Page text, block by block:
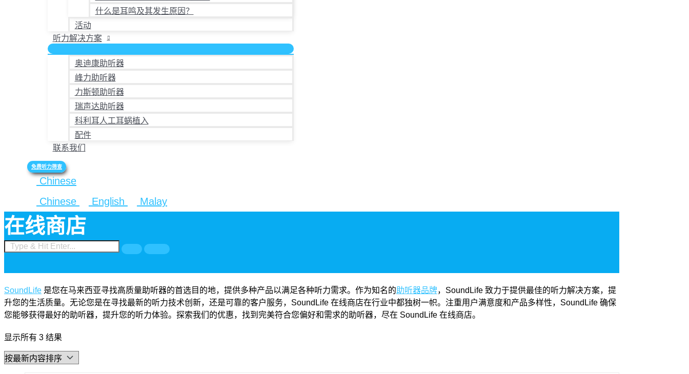
什么是耳鸣及其发生原因？
活动
听力解决方案
奥迪康助听器
峰力助听器
力斯顿助听器
瑞声达助听器
科利耳人工耳蜗植入
配件
联系我们
免费听力筛查
Chinese
Chinese
English Malay
在线商店
SoundLife 是您在马来西亚寻找高质量助听器的首选目的地，提供多种产品以满足各种听力需求。作为知名的助听器品牌，SoundLife 致力于提供最佳的听力解决方案，提
升您的生活质量。无论您是在寻找最新的听力技术创新，还是可靠的客户服务，SoundLife 在线商店在行业中都独树一帜。注重用户满意度和产品多样性，SoundLife 确保
您能够获得最好的助听器，提升您的听力体验。探索我们的优惠，找到完美符合您偏好和需求的助听器，尽在 SoundLife 在线商店。
显示所有 3 结果